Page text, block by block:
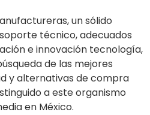
un sólido
técnico, adecuados
e innovación tecnología,
de las mejores
y alternativas de compra
a este organismo
en México.